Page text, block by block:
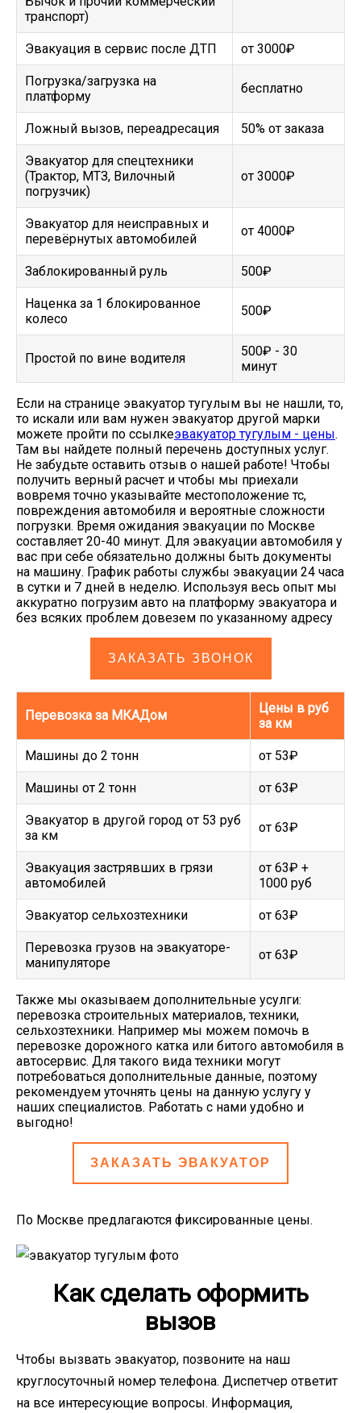
транспорт)
Эвакуация в сервис после ДТП от 3000₽
Погрузка/загрузка на
платформу
бесплатно
Ложный вызов, переадресация 50% от заказа
Эвакуатор для спецтехники
(Трактор, МТЗ, Вилочный
погрузчик)
от 3000₽
Эвакуатор для неисправных и
перевёрнутых автомобилей
от 4000₽
Заблокированный руль 500₽
Наценка за 1 блокированное
колесо
500₽
Простой по вине водителя
500₽ - 30
минут
Если на странице эвакуатор тугулым вы не нашли, то,
то искали или вам нужен эвакуатор другой марки
можете пройти по ссылкеэвакуатор тугулым - цены.
Там вы найдете полный перечень доступных услуг.
Не забудьте оставить отзыв о нашей работе! Чтобы
получить верный расчет и чтобы мы приехали
вовремя точно указывайте местоположение тс,
повреждения автомобиля и вероятные сложности
погрузки. Время ожидания эвакуации по Москве
составляет 20-40 минут. Для эвакуации автомобиля у
вас при себе обязательно должны быть документы
на машину. График работы службы эвакуации 24 часа
в сутки и 7 дней в неделю. Используя весь опыт мы
аккуратно погрузим авто на платформу эвакуатора и
без всяких проблем довезем по указанному адресу
ЗАКАЗАТЬ ЗВОНОК
Перевозка за МКАДом
Цены в руб
за км
Машины до 2 тонн от 53₽
Машины от 2 тонн от 63₽
Эвакуатор в другой город от 53 руб
за км
от 63₽
Эвакуация застрявших в грязи
автомобилей
от 63₽ +
1000 руб
Эвакуатор сельхозтехники от 63₽
Перевозка грузов на эвакуаторе-
манипуляторе
от 63₽
Также мы оказываем дополнительные усулги:
перевозка строительных материалов, техники,
сельхозтехники. Например мы можем помочь в
перевозке дорожного катка или битого автомобиля в
автосервис. Для такого вида техники могут
потребоваться дополнительные данные, поэтому
рекомендуем уточнять цены на данную услугу у
наших специалистов. Работать с нами удобно и
выгодно!
ЗАКАЗАТЬ ЭВАКУАТОР
По Москве предлагаются фиксированные цены.
Как сделать оформить
вызов
Чтобы вызвать эвакуатор, позвоните на наш
круглосуточный номер телефона. Диспетчер ответит
на все интересующие вопросы. Информация,